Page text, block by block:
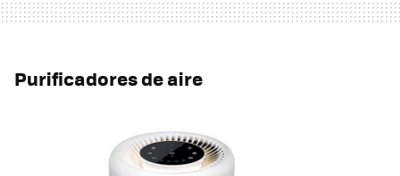
Purificadores de aire